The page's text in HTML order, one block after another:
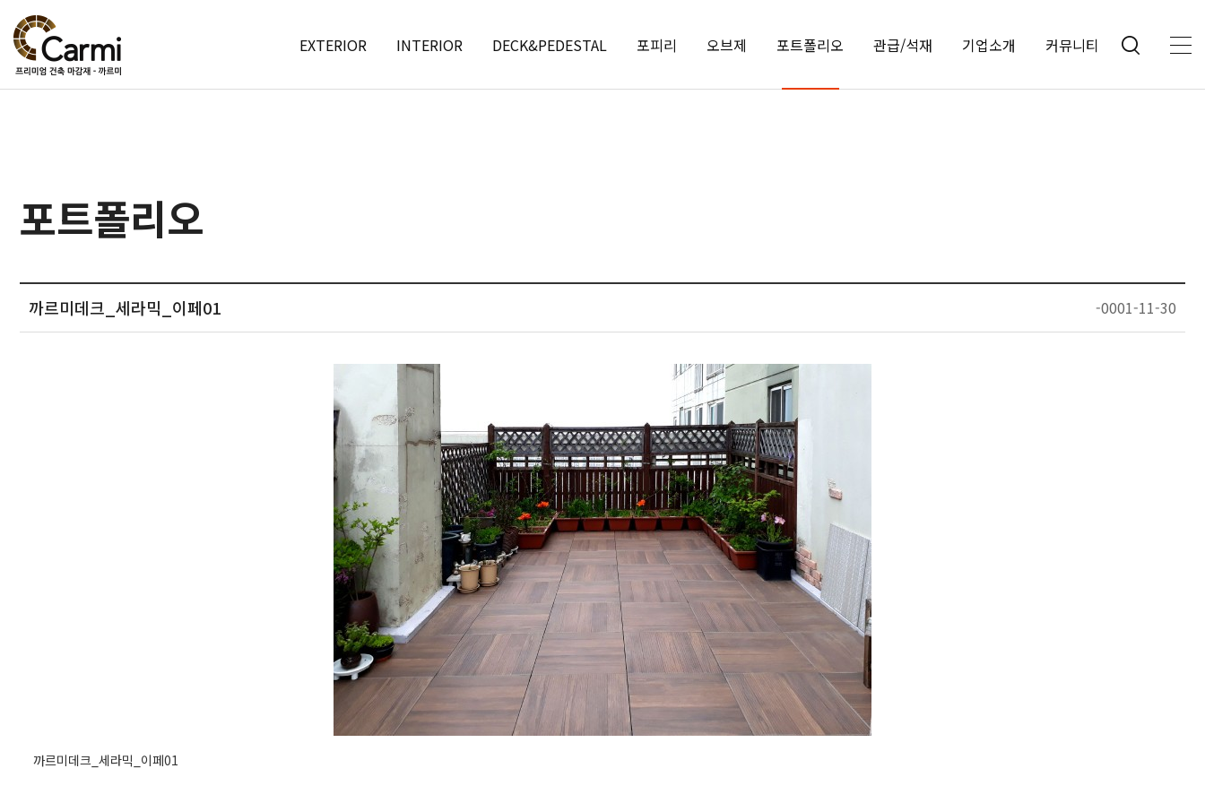
EXTERIOR INTERIOR DECK&PEDESTAL 포피리 오브제 포트폴리오 관급/석재 기업소개 커뮤니티
포트폴리오
까르미데크_세라믹_이페01 -0001-11-30
까르미데크_세라믹_이페01